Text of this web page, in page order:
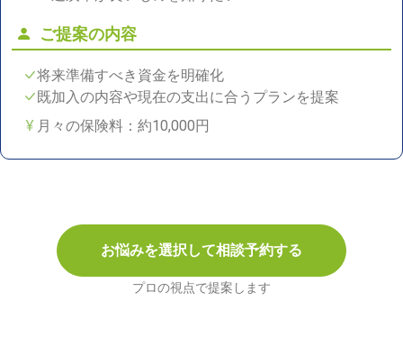
ご提案の内容
将来準備すべき資金を明確化
既加入の内容や現在の支出に合うプランを提案
月々の保険料：約10,000円
お悩みを選択して相談予約する
プロの視点で提案します